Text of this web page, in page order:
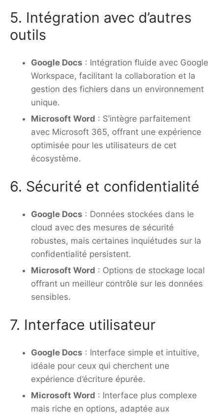
5. Intégration avec d’autres
outils
Google Docs : Intégration fluide avec Google
Workspace, facilitant la collaboration et la
gestion des fichiers dans un environnement
unique.
Microsoft Word : S’intègre parfaitement
avec Microsoft 365, offrant une expérience
optimisée pour les utilisateurs de cet
écosystème.
6. Sécurité et confidentialité
Google Docs : Données stockées dans le
cloud avec des mesures de sécurité
robustes, mais certaines inquiétudes sur la
confidentialité persistent.
Microsoft Word : Options de stockage local
offrant un meilleur contrôle sur les données
sensibles.
7. Interface utilisateur
Google Docs : Interface simple et intuitive,
idéale pour ceux qui cherchent une
expérience d’écriture épurée.
Microsoft Word : Interface plus complexe
mais riche en options, adaptée aux